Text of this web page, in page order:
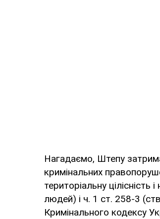
Нагадаємо, Штепу
кримінальних
територіальну
людей) і ч. 1 ст. 258-3
Кримінального кодексу